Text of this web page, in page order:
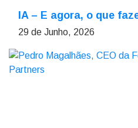
IA – E agora, o que
29 de Junho, 2026